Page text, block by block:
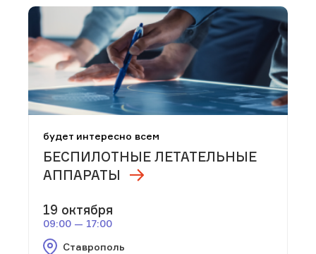
будет интересно всем
БЕСПИЛОТНЫЕ ЛЕТАТЕЛЬНЫЕ
АППАРАТЫ
19 октября
09:00 — 17:00
Ставрополь